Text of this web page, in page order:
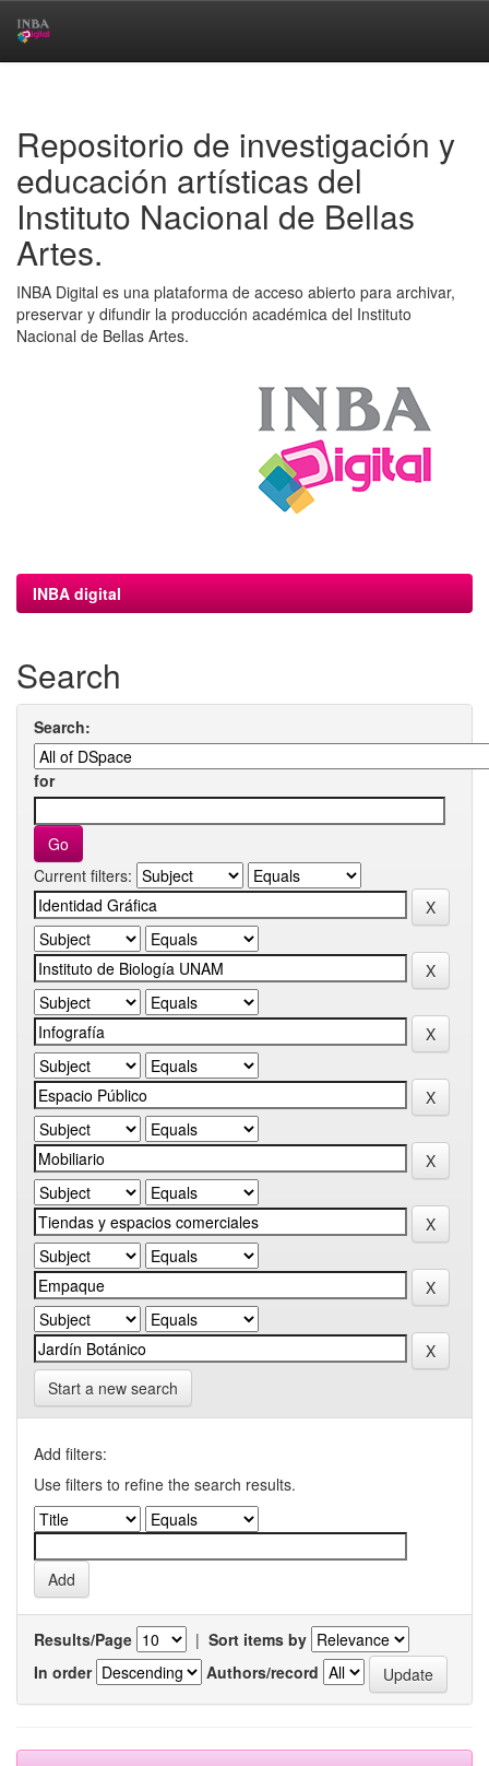
Repositorio de investigación y
educación artísticas del
Instituto Nacional de Bellas
Artes.
INBA Digital es una plataforma de acceso abierto para archivar,
preservar y difundir la producción académica del Instituto
Nacional de Bellas Artes.
INBA digital
Search
Search:
for
Current filters:
Start a new search
Add filters:
Use filters to refine the search results.
Results/Page | Sort items by
In order
Authors/record